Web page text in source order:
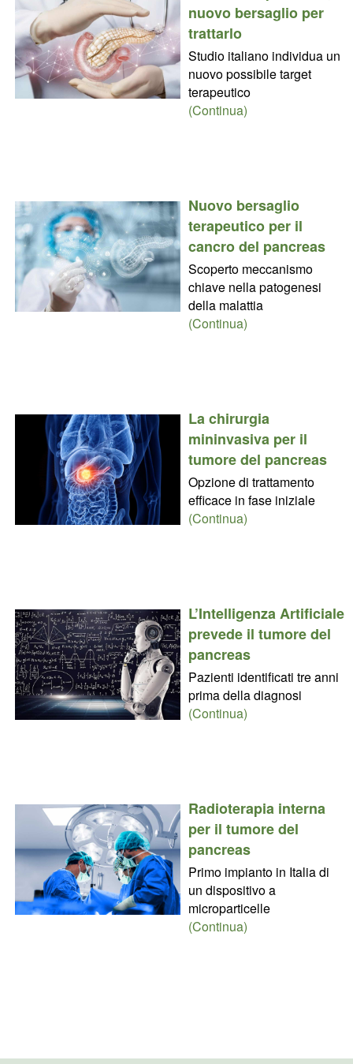
nuovo bersaglio per
trattarlo
Studio italiano individua un
nuovo possibile target
terapeutico
(Continua)
Nuovo bersaglio
terapeutico per il
cancro del pancreas
Scoperto meccanismo
chiave nella patogenesi
della malattia
(Continua)
La chirurgia
mininvasiva per il
tumore del pancreas
Opzione di trattamento
efficace in fase iniziale
(Continua)
L’Intelligenza Artificiale
prevede il tumore del
pancreas
Pazienti identificati tre anni
prima della diagnosi
(Continua)
Radioterapia interna
per il tumore del
pancreas
Primo impianto in Italia di
un dispositivo a
microparticelle
(Continua)